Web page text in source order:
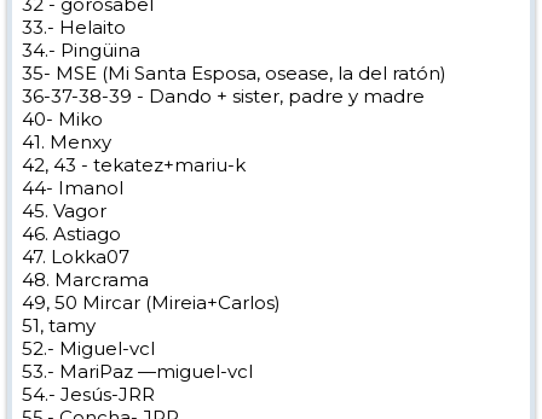
33.- Helaito
34.- Pingüina
35- MSE (Mi Santa Esposa, osease, la del ratón)
36-37-38-39 - Dando + sister, padre y madre
40- Miko
41. Menxy
42, 43 - tekatez+mariu-k
44- Imanol
45. Vagor
46. Astiago
47. Lokka07
48. Marcrama
49, 50 Mircar (Mireia+Carlos)
51, tamy
52.- Miguel-vcl
53.- MariPaz —miguel-vcl
54.- Jesús-JRR